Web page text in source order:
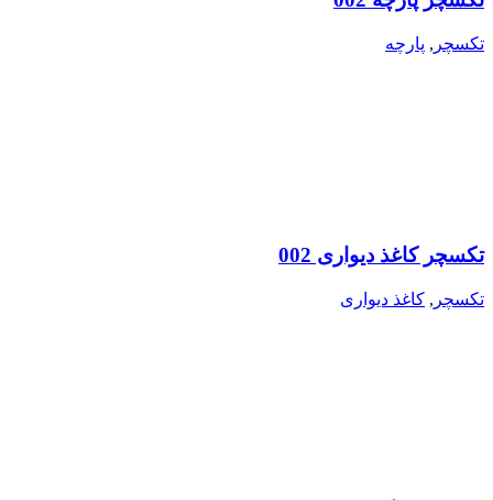
تکسچر , پارچه
تکسچر کاغذ دیواری 002
تکسچر , کاغذ دیواری